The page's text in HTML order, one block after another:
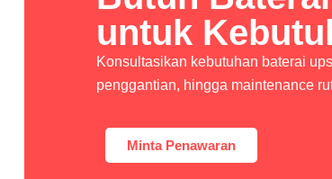
untuk
Konsultasikan kebutuhan baterai
penggantian, hingga maintenance
Minta Penawaran